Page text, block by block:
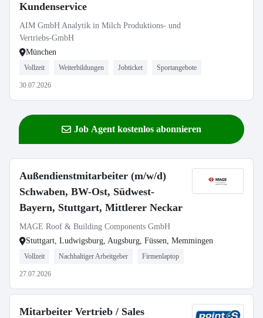
Kundenservice
AIM GmbH Analytik in Milch Produktions- und
Vertriebs-GmbH
München
Vollzeit Weiterbildungen Jobticket Sportangebote
30.07.2026
Job Agent kostenlos abonnieren
Außendienstmitarbeiter (m/w/d)
Schwaben, BW-Ost, Südwest-
Bayern, Stuttgart, Mittlerer Neckar
MAGE Roof & Building Components GmbH
Stuttgart, Ludwigsburg, Augsburg, Füssen, Memmingen
Vollzeit Nachhaltiger Arbeitgeber Firmenlaptop
27.07.2026
Mitarbeiter Vertrieb / Sales